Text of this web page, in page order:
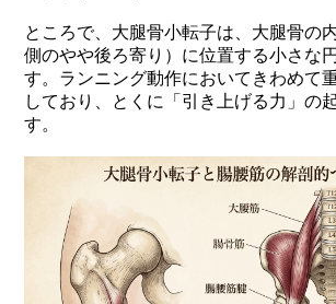
ところで、大腿骨小転子は、大腿骨の
側のやや後ろ寄り）に位置する小さな
す。ランニング動作においてきわめて
しており、とくに「引き上げる力」の
す。